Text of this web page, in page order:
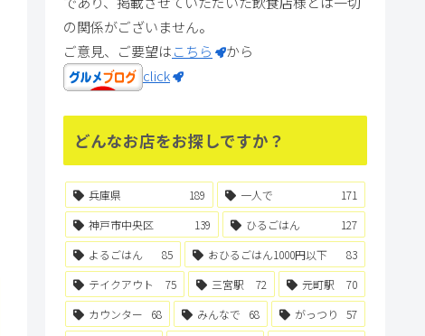
の関係がございません。
ご意見、ご要望はこちら
から
click
どんなお店をお探しですか？
兵庫県 189 一人で
171
神戸市中央区
139 ひるごはん
127
よるごはん
85 おひるごはん1000円以下
83
テイクアウト
75 三宮駅 72 元町駅
70
カウンター
68 みんなで 68 がっつり
57